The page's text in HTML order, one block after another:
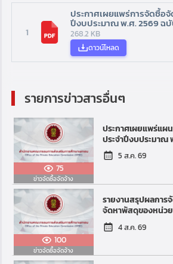
1
ประกาศเผยแพร่การจัดซื้อจั
ปีงบประมาณ พ.ศ. 2569 ฉ
268.2 KB
ดาวน์โหลด
รายการข่าวสารอื่นๆ
75
ข่าวจัดซื้อจัดจ้าง
ประกาศเผยแพร่แผ
ประจำปีงบประมาณ
5 ส.ค. 69
100
ข่าวจัดซื้อจัดจ้าง
รายงานสรุปผลการ
จัดหาพัสดุของหน่วย
ปีงบประมาณ พ.ศ.
4 ส.ค. 69